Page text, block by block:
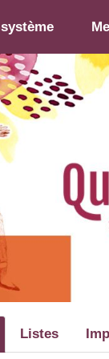
Listes